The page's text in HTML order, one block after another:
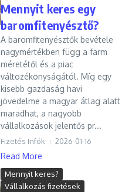
Mennyit keres egy
baromfitenyésztő?
A baromfitenyésztők bevétele
nagymértékben függ a farm
méretétől és a piac
változékonyságától. Míg egy
kisebb gazdaság havi
jövedelme a magyar átlag alatt
maradhat, a nagyobb
vállalkozások jelentős pr...
Fizetés Infók 2026-01-16
Read More
Mennyit keres?
Vállalkozás fizetések